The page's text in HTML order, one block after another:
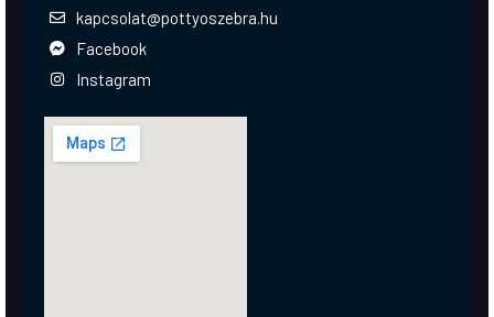
kapcsolat@pottyoszebra.hu
Facebook
Instagram